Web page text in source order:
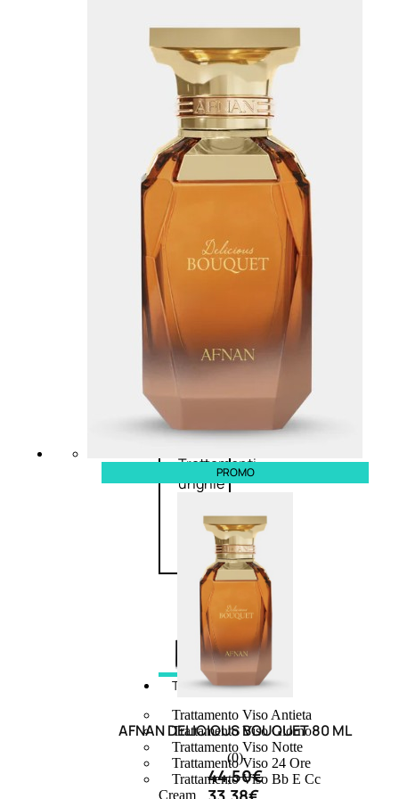
viso
Fondotinta
Cipria
Fard/Blush
Illuminante
viso
Terre
abbronzanti
trucco
Unghie
Smalto
Smalto
effetti
Solvente
Trattamenti
unghie
unghie
TRATTAMENTI
Trattamento Viso Antieta
Trattamento Viso Giorno
Trattamento Viso Notte
Trattamento Viso 24 Ore
Trattamento Viso Bb E Cc
Cream
PROMO
AFNAN DELICIOUS BOUQUET 80 ML
(0)
44,50€